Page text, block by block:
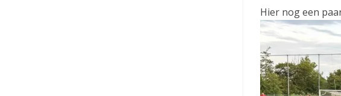
Hier nog een